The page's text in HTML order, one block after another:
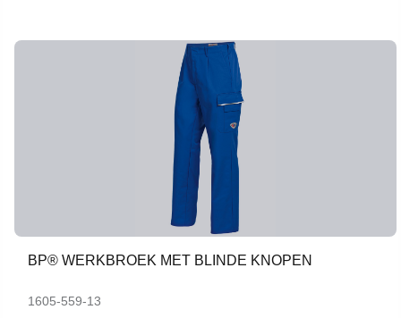
BP® WERKBROEK MET BLINDE KNOPEN
1605-559-13